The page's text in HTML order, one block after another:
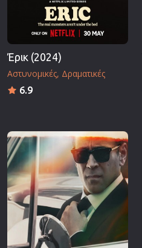
Έρικ (2024)
Αστυνομικές Δραματικές
6.9